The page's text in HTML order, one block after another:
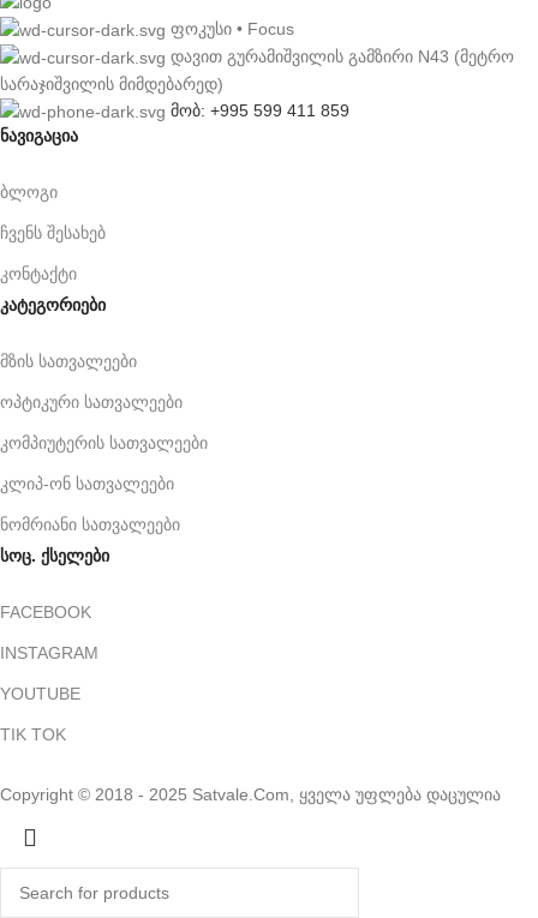
ფოკუსი • Focus
დავით გურამიშვილის გამზირი N43 (მეტრო
სარაჯიშვილის მიმდებარედ)
მობ: +995 599 411 859
ნავიგაცია
ბლოგი
ჩვენს შესახებ
კონტაქტი
კატეგორიები
მზის სათვალეები
ოპტიკური სათვალეები
კომპიუტერის სათვალეები
კლიპ-ონ სათვალეები
ნომრიანი სათვალეები
სოც. ქსელები
FACEBOOK
INSTAGRAM
YOUTUBE
TIK TOK
Copyright © 2018 - 2025 Satvale.Com, ყველა უფლება დაცულია